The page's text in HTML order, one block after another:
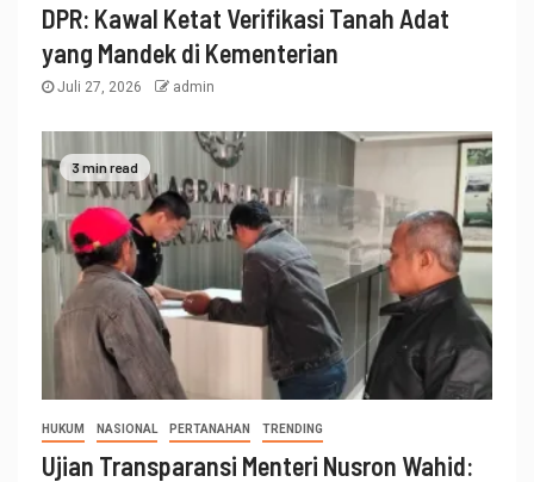
DPR: Kawal Ketat Verifikasi Tanah Adat
yang Mandek di Kementerian
Juli 27, 2026 admin
3 min read
HUKUM NASIONAL PERTANAHAN TRENDING
Ujian Transparansi Menteri Nusron Wahid: